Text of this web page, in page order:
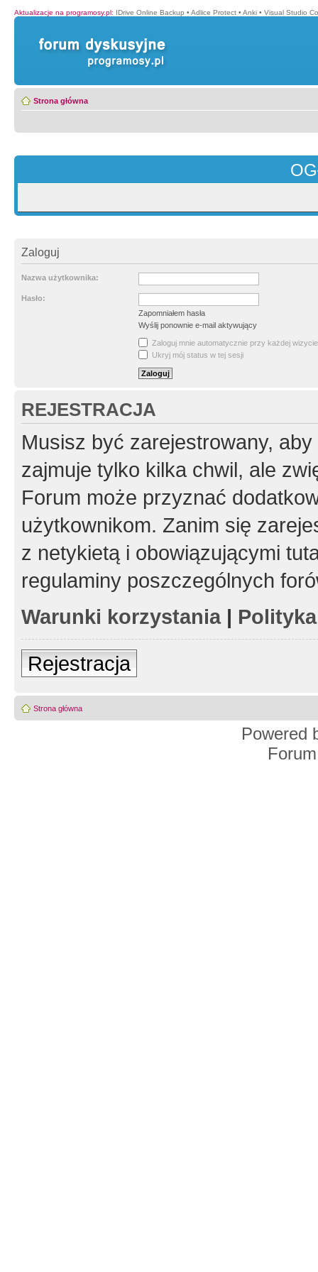
Aktualizacje na programosy.pl: IDrive Online Backup • Adlice Protect • Anki • Visual Studio
Strona główna
Zaloguj
Nazwa użytkownika:
Hasło:
Zapomniałem hasła
Wyślij ponownie e-mail aktywujący
Zaloguj mnie automatycznie przy każdej wizycie
Ukryj mój status w tej sesji
REJESTRACJA
Musisz być zarejestrowany,
zajmuje tylko kilka chwil, ale
Forum może przyznać
użytkownikom. Zanim się
z netykietą i obowiązującymi
regulaminy poszczególnych
Warunki korzystania|
Rejestracja
Strona główna
Powered